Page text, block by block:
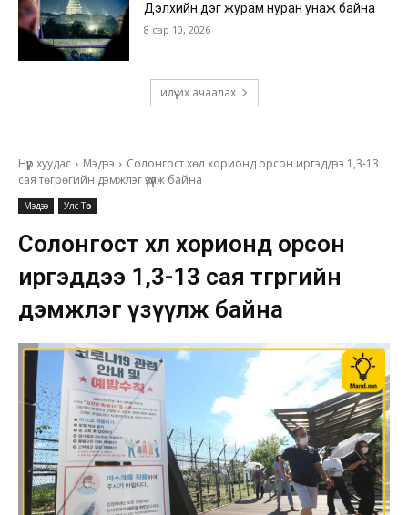
Дэлхийн дэг журам нуран унаж байна
8 сар 10, 2026
илүү их ачаалах